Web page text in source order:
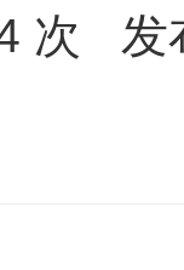
次 发